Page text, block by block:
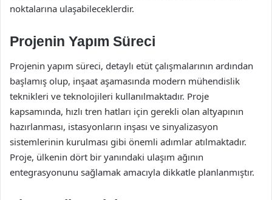
noktalarına ulaşabileceklerdir.
Projenin Yapım Süreci
Projenin yapım süreci, detaylı etüt çalışmalarının ardından
başlamış olup, inşaat aşamasında modern mühendislik
teknikleri ve teknolojileri kullanılmaktadır. Proje
kapsamında, hızlı tren hatları için gerekli olan altyapının
hazırlanması, istasyonların inşası ve sinyalizasyon
sistemlerinin kurulması gibi önemli adımlar atılmaktadır.
Proje, ülkenin dört bir yanındaki ulaşım ağının
entegrasyonunu sağlamak amacıyla dikkatle planlanmıştır.